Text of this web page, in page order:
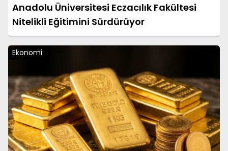
Anadolu Üniversitesi Eczacılık Fakültesi
Nitelikli Eğitimini Sürdürüyor
Ekonomi